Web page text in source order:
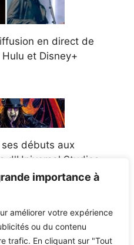
importance à
améliorer votre expérience
ou du contenu
trafic. En cliquant sur "Tout
en direct de
et Disney+
débuts aux
d'Universal Studios
de l'Ohio après la